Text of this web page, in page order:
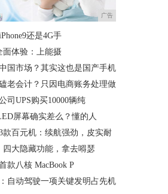
广告
还是4G手
面体验：上能摄
国市场？其实这也是国产手机
老会计？只因电商账务处理做
司UPS购买10000辆纯
屏幕确实差么？懂的人
款百元机：续航强劲，皮实耐
四大隐藏功能，拿去嘚瑟
款八核 MacBook P
自动驾驶一项关键发明占先机